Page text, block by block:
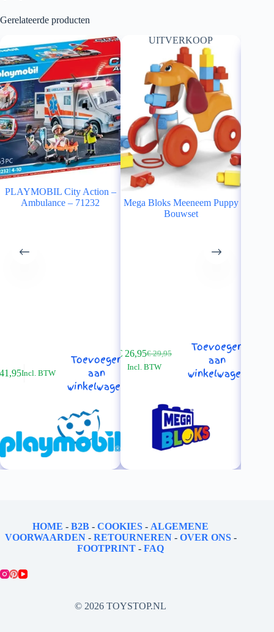
Gerelateerde producten
PLAYMOBIL City Action –
Ambulance – 71232
Incl. BTW
Toevoegen
aan
winkelwagen
UITVERKOOP
Mega Bloks Meeneem Puppy
Bouwset
€29,95
Oorspronkelijke
prijs
€26,95Huidige
prijs
Incl. BTW
Toevoegen
aan
winkelwagen
HOME -B2B -COOKIES - ALGEMENE
VOORWAARDEN- RETOURNEREN- OVER ONS-
FOOTPRINT -FAQ
© 2026 TOYSTOP.NL